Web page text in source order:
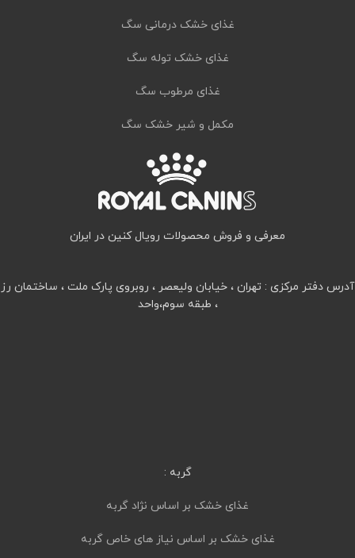
غذای خشک درمانی سگ
غذای خشک توله سگ
غذای مرطوب سگ
مکمل و شیر خشک سگ
معرفی و فروش محصولات رویال کنین در ایران
آدرس دفتر مرکزی : تهران ، خیابان ولیعصر ، روبروی پارک ملت ، ساختمان رز
، طبقه سوم،واحد
گربه :
غذای خشک بر اساس نژاد گربه
غذای خشک بر اساس نیاز های خاص گربه